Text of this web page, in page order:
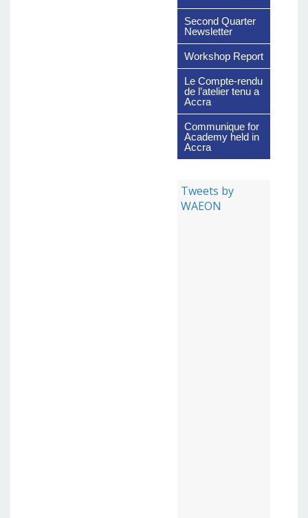
Second Quarter
Newsletter
Workshop Report
Le Compte-rendu
de l’atelier tenu a
Accra
Communique for
Academy held in
Accra
Tweets by
WAEON